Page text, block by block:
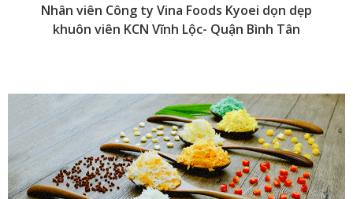
Nhân viên Công ty Vina Foods Kyoei dọn dẹp
khuôn viên KCN Vĩnh Lộc- Quận Bình Tân